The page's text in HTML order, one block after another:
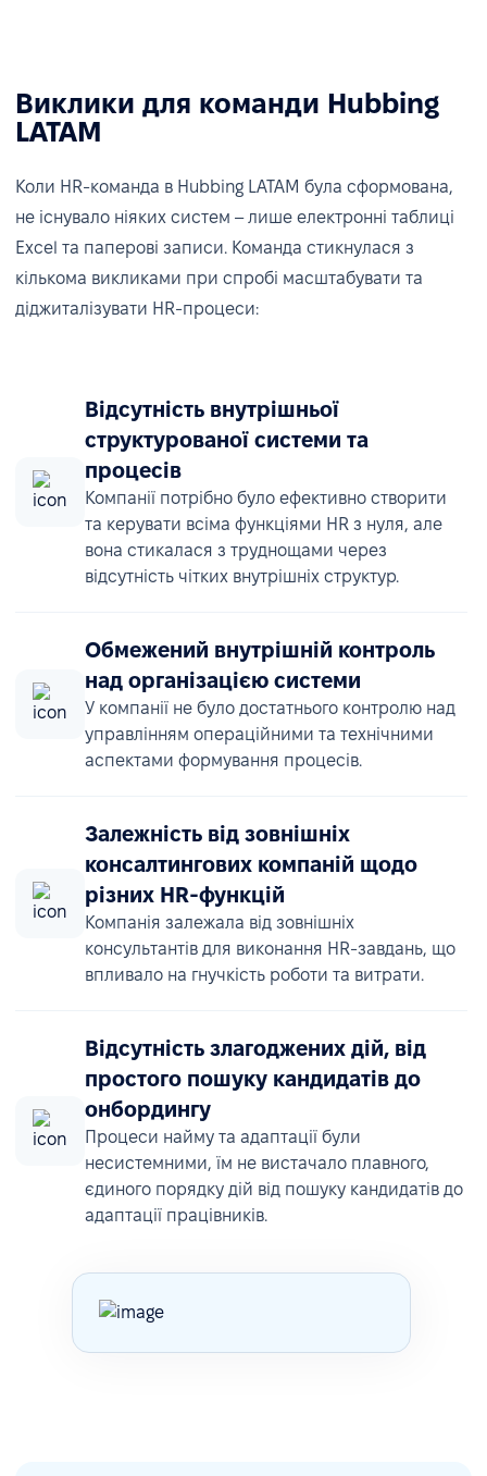
Виклики для команди Hubbing
LATAM
Коли HR-команда в Hubbing LATAM була сформована,
не існувало ніяких систем – лише електронні таблиці
Excel та паперові записи. Команда стикнулася з
кількома викликами при спробі масштабувати та
діджиталізувати HR-процеси:
Відсутність внутрішньої
структурованої системи та
процесів
Компанії потрібно було ефективно створити
та керувати всіма функціями HR з нуля, але
вона стикалася з труднощами через
відсутність чітких внутрішніх структур.
Обмежений внутрішній контроль
над організацією системи
У компанії не було достатнього контролю над
управлінням операційними та технічними
аспектами формування процесів.
Залежність від зовнішніх
консалтингових компаній щодо
різних HR-функцій
Компанія залежала від зовнішніх
консультантів для виконання HR-завдань, що
впливало на гнучкість роботи та витрати.
Відсутність злагоджених дій, від
простого пошуку кандидатів до
онбордингу
Процеси найму та адаптації були
несистемними, їм не вистачало плавного,
єдиного порядку дій від пошуку кандидатів до
адаптації працівників.